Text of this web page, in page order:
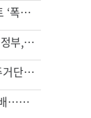
쌀·라면 값 최대 80% 할인…H마트 ‘폭탄 세일’
"65세 복수국적 빗장 푸나"... 한국 정부, 연령 완화 전면 추진
부에나파크 한인타운에 281유닛 주거단지 들어선다
'14년째 도피' 한인 간호사 공개 수배…메디케어 사기 유죄